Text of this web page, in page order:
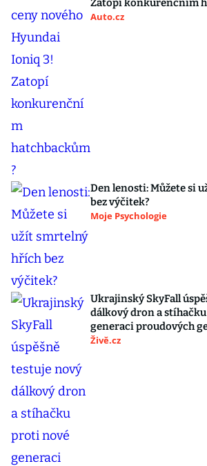
Zatopí konkurenčním
Auto.cz
Den lenosti: Můžete si
bez výčitek?
Moje Psychologie
Ukrajinský SkyFall
dálkový dron a
generaci proudových
Živě.cz